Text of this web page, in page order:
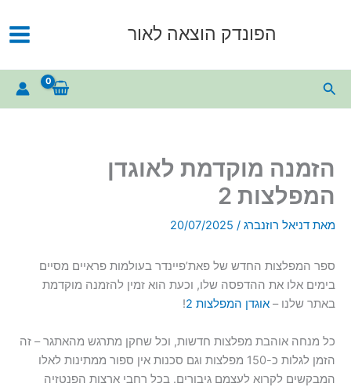
הפונדק הוצאה לאור
חיפוש
הזמנה מוקדמת לאוגדן
המפלצות 2
מאת דניאל רוזנברג /
20/07/2025
ספר המפלצות החדש של פאת’פיינדר בעולמות פראיים מסיים
בימים אלו את ההדפסה שלו, וכעת הוא זמין להזמנה מוקדמת
באתר שלנו – אוגדן המפלצות 2 !
כל מנחה אוהבת מפלצות חדשות, וכל שחקן מתרגש מהאתגר – זה
הזמן לגלות כ-150 מפלצות וגם סכנות אין ספור ממתינות לאלו
המבקשים לקרוא לעצמם גיבורים. בכל רחבי ארצות הפנטזיה